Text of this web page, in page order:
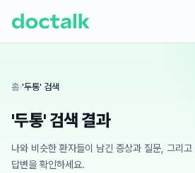
홈›'두통' 검색
'두통' 검색 결과
나와 비슷한 환자들이 남긴 증상과 질문, 그리
답변을 확인하세요.